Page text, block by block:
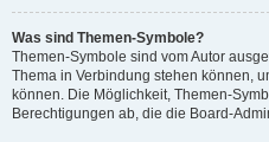
Was sind Themen-Symbole?
Themen-Symbole sind vom Autor
Thema in Verbindung stehen können,
können. Die Möglichkeit, Themen-
Berechtigungen ab, die die Board-